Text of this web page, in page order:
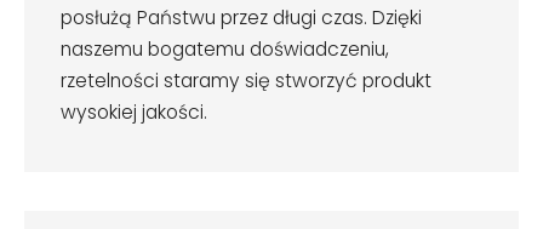
posłużą Państwu przez długi czas. Dzięki
naszemu bogatemu doświadczeniu,
rzetelności staramy się stworzyć produkt
wysokiej jakości.